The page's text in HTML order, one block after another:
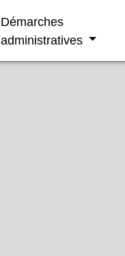
Démarches
administratives